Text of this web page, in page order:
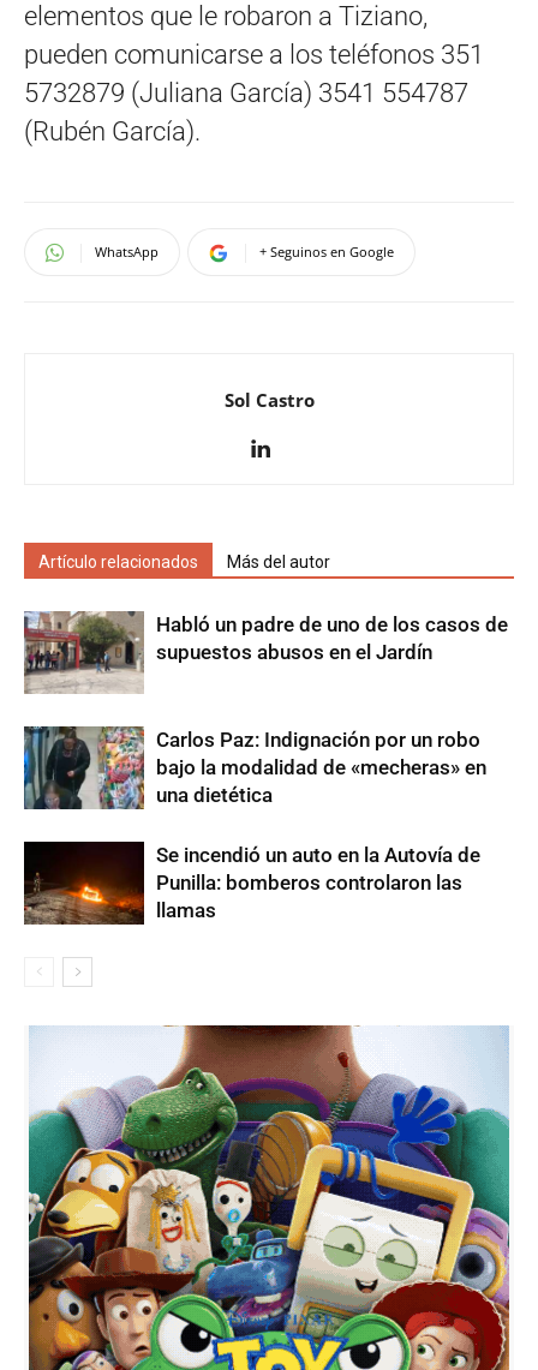
elementos que le robaron a Tiziano,
pueden comunicarse a los teléfonos 351
5732879 (Juliana García) 3541 554787
(Rubén García).
WhatsApp + Seguinos en Google
Sol Castro
Artículo relacionados Más del autor
Habló un padre de uno de los casos de
supuestos abusos en el Jardín
Carlos Paz: Indignación por un robo
bajo la modalidad de «mecheras» en
una dietética
Se incendió un auto en la Autovía de
Punilla: bomberos controlaron las
llamas